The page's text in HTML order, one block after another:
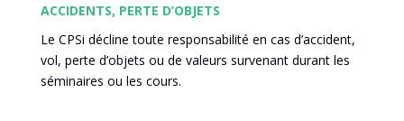
ACCIDENTS, PERTE D’OBJETS
Le CPSi décline toute responsabilité en cas d’accident,
vol, perte d’objets ou de valeurs survenant durant les
séminaires ou les cours.